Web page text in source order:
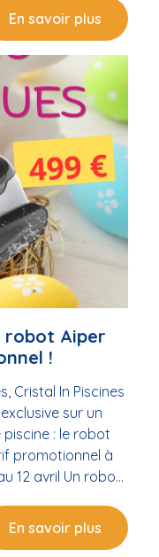
€ ✅ Plusieurs
bassin ✅ Conseils
Rendez-vous
à Balaruc-les-
Sète,
notre équipe
choisir le robot
en avant la
nous voir en
#Piscine #Spa
En savoir plus
robot Aiper
!
Cristal In Piscines
sur un
: le robot
promotionnel à
12 avril Un robot
l’entretien de
un nettoyage
En savoir plus